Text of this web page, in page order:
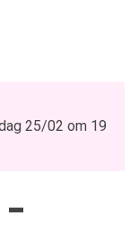
25/02 om 19
-